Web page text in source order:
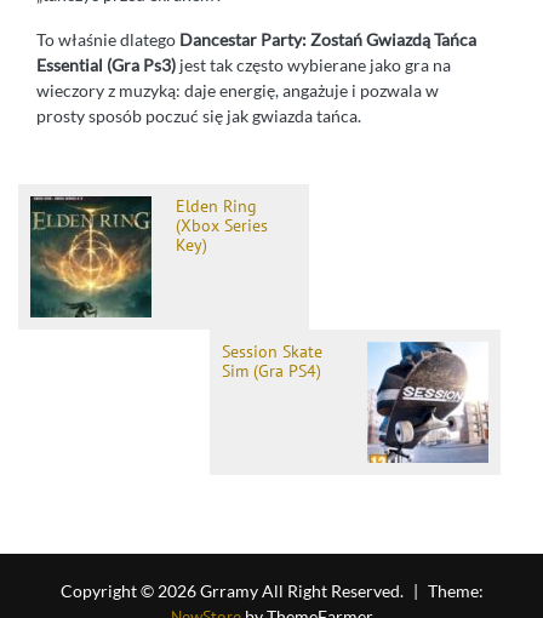
To właśnie dlatego Dancestar Party: Zostań Gwiazdą Tańca
Essential (Gra Ps3) jest tak często wybierane jako gra na
wieczory z muzyką: daje energię, angażuje i pozwala w
prosty sposób poczuć się jak gwiazda tańca.
Elden Ring
(Xbox Series
Key)
Session Skate
Sim (Gra PS4)
Copyright © 2026 Grramy All Right Reserved. | Theme: